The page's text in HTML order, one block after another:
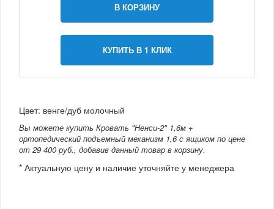
В КОРЗИНУ
КУПИТЬ В 1 КЛИК
Цвет: венге/дуб молочный
Вы можете купить Кровать "Ненси-2" 1,6м +
ортопедический подъемный механизм 1,6 с ящиком по цене
от 29 400 руб., добавив данный товар в корзину.
* Актуальную цену и наличие уточняйте у менеджера